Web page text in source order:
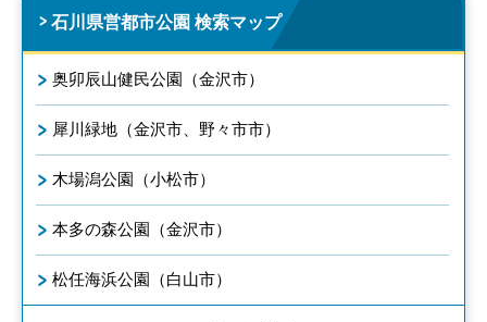
石川県営都市公園 検索マップ
奥卯辰山健民公園（金沢市）
犀川緑地（金沢市、野々市市）
木場潟公園（小松市）
本多の森公園（金沢市）
松任海浜公園（白山市）